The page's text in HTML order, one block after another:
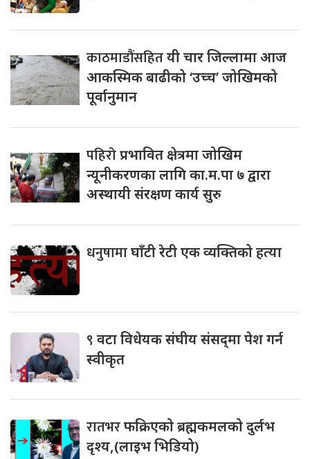
काठमाडौंसहितयी चार जिल्लामा आज
आकस्मिक बाढीको ‘उच्च’ जोखिमको
पूर्वानुमान
पहिरोप्रभावित क्षेत्रमा जोखिम
न्यूनीकरणका लागि का.म.पा ७ द्वारा
अस्थायी संरक्षण कार्य सुरु
धनुषामाघाँटी रेटी एक व्यक्तिको हत्या
९ वटा विधेयक संघीय संसद्‌मा पेश गर्न
स्वीकृत
रातभरफक्रिएको ब्रह्मकमलको दुर्लभ
दृश्य,(लाइभ भिडियो)